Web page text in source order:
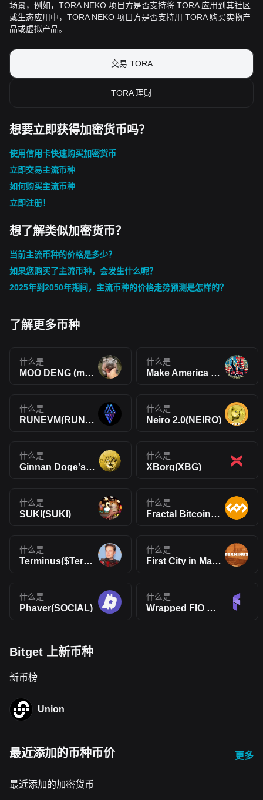
场景，例如，TORA NEKO 项目方是否支持将 TORA 应用到其社区
或生态应用中，TORA NEKO 项目方是否支持用 TORA 购买实物产
品或虚拟产品。
交易 TORA
TORA 理财
想要立即获得加密货币吗？
使用信用卡快速购买加密货币
立即交易主流币种
如何购买主流币种
立即注册！
想了解类似加密货币？
当前主流币种的价格是多少？
如果您购买了主流币种，会发生什么呢？
2025年到2050年期间，主流币种的价格走势预测是怎样的？
了解更多币种
什么是
MOO DENG (moodengmoon)(MOODENG)
什么是
Make America Drill Again(MADA)
什么是
RUNEVM(RUNEVM)
什么是
Neiro 2.0(NEIRO)
什么是
Ginnan Doge's Brother(GINNAN)
什么是
XBorg(XBG)
什么是
SUKI(SUKI)
什么是
Fractal Bitcoin(FB)
什么是
Terminus($Terminus)
什么是
First City in Mars(TERMINUS)
什么是
Phaver(SOCIAL)
什么是
Wrapped FIO Protocol(WFIO)
Bitget 上新币种
新币榜
Union
最近添加的币种币价 更多
最近添加的加密货币